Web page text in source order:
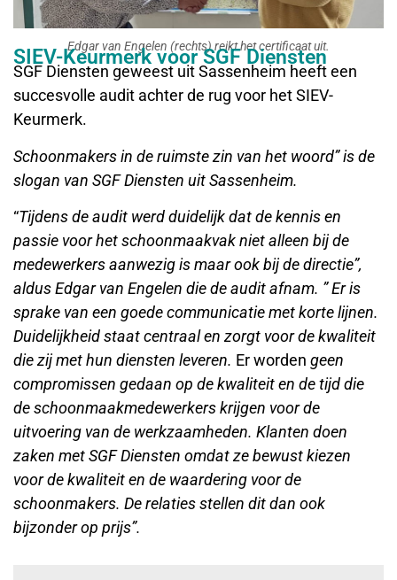
Edgar van Engelen (rechts) reikt het certificaat uit.
SIEV-Keurmerk voor SGF Diensten
SGF Diensten geweest uit Sassenheim heeft een
succesvolle audit achter de rug voor het SIEV-
Keurmerk.
Schoonmakers in de ruimste zin van het woord” is de
slogan van SGF Diensten uit Sassenheim.
“Tijdens de audit werd duidelijk dat de kennis en
passie voor het schoonmaakvak niet alleen bij de
medewerkers aanwezig is maar ook bij de directie”,
aldus Edgar van Engelen die de audit afnam. ” Er is
sprake van een goede communicatie met korte lijnen.
Duidelijkheid staat centraal en zorgt voor de kwaliteit
die zij met hun diensten leveren. Er worden geen
compromissen gedaan op de kwaliteit en de tijd die
de schoonmaakmedewerkers krijgen voor de
uitvoering van de werkzaamheden. Klanten doen
zaken met SGF Diensten omdat ze bewust kiezen
voor de kwaliteit en de waardering voor de
schoonmakers. De relaties stellen dit dan ook
bijzonder op prijs”.